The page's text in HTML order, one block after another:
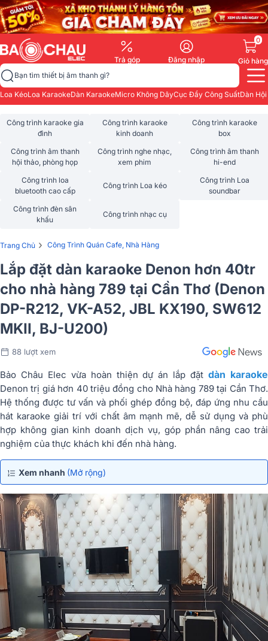
Trả góp Đăng nhập
0
Giỏ hàng
Bạn tìm thiết bị âm thanh gì?
Loa KéoLoa KaraokeDàn KaraokeMicro Không DâyCục Đẩy Công SuấtDàn
Công trình karaoke gia
đình
Công trình karaoke
kinh doanh
Công trình karaoke
box
Công trình âm thanh
hội thảo, phòng họp
Công trình nghe nhạc,
xem phim
Công trình âm thanh
hi-end
Công trình loa
bluetooth cao cấp
Công trình Loa kéo
Công trình Loa
soundbar
Công trình đèn sân
khấu
Công trình nhạc cụ
Trang Chủ › Công Trình Quán Cafe, Nhà Hàng
Lắp đặt dàn karaoke Denon hơn 40tr
cho nhà hàng 789 tại Cần Thơ (Denon
DP-R212, VK-A52, JBL KX190, SW612
MKII, BJ-U200)
88 lượt xem
Bảo Châu Elec vừa hoàn thiện dự án lắp đặtdàn karaoke
Denon trị giá hơn 40 triệu đồng cho Nhà hàng 789 tại Cần Thơ.
Hệ thống được tư vấn và phối ghép đồng bộ, đáp ứng nhu cầu
hát karaoke giải trí với chất âm mạnh mẽ, dễ sử dụng và phù
hợp không gian kinh doanh dịch vụ, góp phần nâng cao trải
nghiệm của thực khách khi đến nhà hàng.
Xem nhanh (Mở rộng)